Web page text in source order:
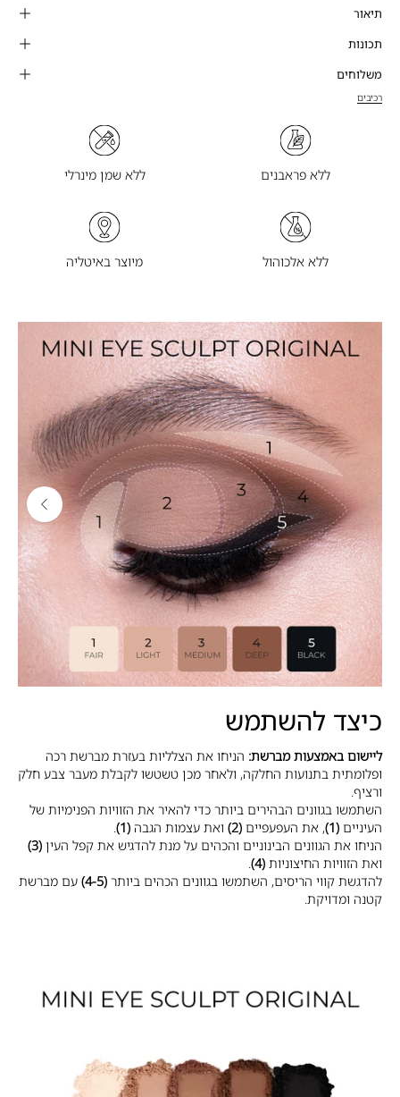
תיאור
תכונות
משלוחים
רכיבים
ללא פראבנים ללא שמן מינרלי
ללא אלכוהול מיוצר באיטליה
כיצד להשתמש
ליישום באמצעות מברשת: הניחו את הצלליות בעזרת מברשת רכה
ופלומתית בתנועות החלקה, ולאחר מכן טשטשו לקבלת מעבר צבע חלק
ורציף.
השתמשו בגוונים הבהירים ביותר כדי להאיר את הזוויות הפנימיות של
העיניים (1) , את העפעפיים (2) ואת עצמות הגבה (1)
הניחו את הגוונים הבינוניים והכהים על מנת להדגיש את קפל העין (3)
ואת הזוויות החיצוניות (4)
להדגשת קווי הריסים, השתמשו בגוונים הכהים ביותר (4-5)
עם מברשת
קטנה ומדויקת.